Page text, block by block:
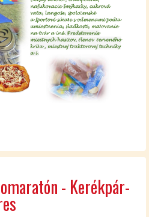
- Ke­rék­pár­